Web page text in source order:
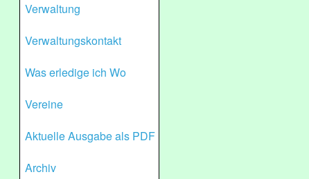
Verwaltung
Verwaltungskontakt
Was erledige ich Wo
Vereine
Aktuelle Ausgabe als PDF
Archiv